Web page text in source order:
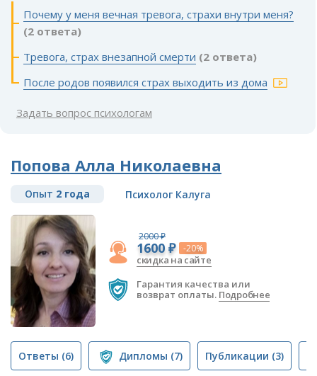
Почему у меня вечная тревога, страхи внутри меня?
(2 ответа)
Тревога, страх внезапной смерти (2 ответа)
После родов появился страх выходить из дома
Задать вопрос психологам
Попова Алла Николаевна
Опыт 2 года Психолог Калуга
2000 ₽
1600 ₽ -20%
скидка на сайте
Гарантия качества или
возврат оплаты. Подробнее
Ответы (6) Дипломы (7) Публикации (3)